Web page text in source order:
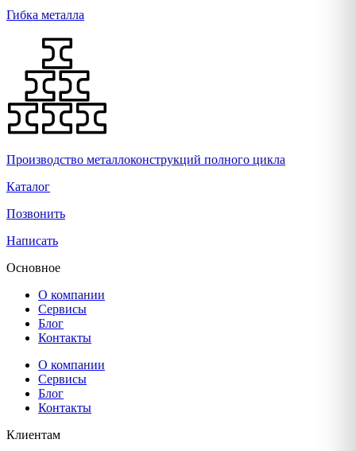
Гибка металла
Производство металлоконструкций полного цикла
Каталог
Позвонить
Написать
Основное
О компании
Сервисы
Блог
Контакты
О компании
Сервисы
Блог
Контакты
Клиентам